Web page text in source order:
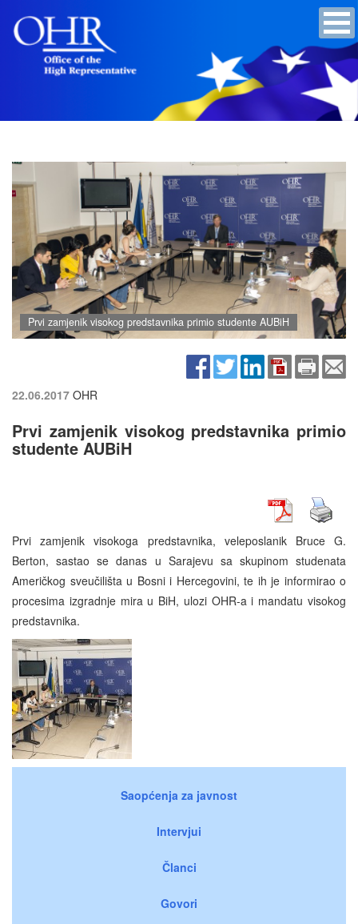
Prvi zamjenik visokog predstavnika primio studente AUBiH
22.06.2017 OHR
Prvi zamjenik visokog predstavnika primio
studente AUBiH
Prvi zamjenik visokoga predstavnika, veleposlanik Bruce G.
Berton, sastao se danas u Sarajevu sa skupinom studenata
Američkog sveučilišta u Bosni i Hercegovini, te ih je informirao o
procesima izgradnje mira u BiH, ulozi OHR-a i mandatu visokog
predstavnika.
Saopćenja za javnost
Intervjui
Članci
Govori